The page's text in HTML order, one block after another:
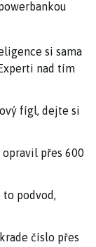
si sama
nad tím
fígl, dejte si
přes 600
podvod,
číslo přes